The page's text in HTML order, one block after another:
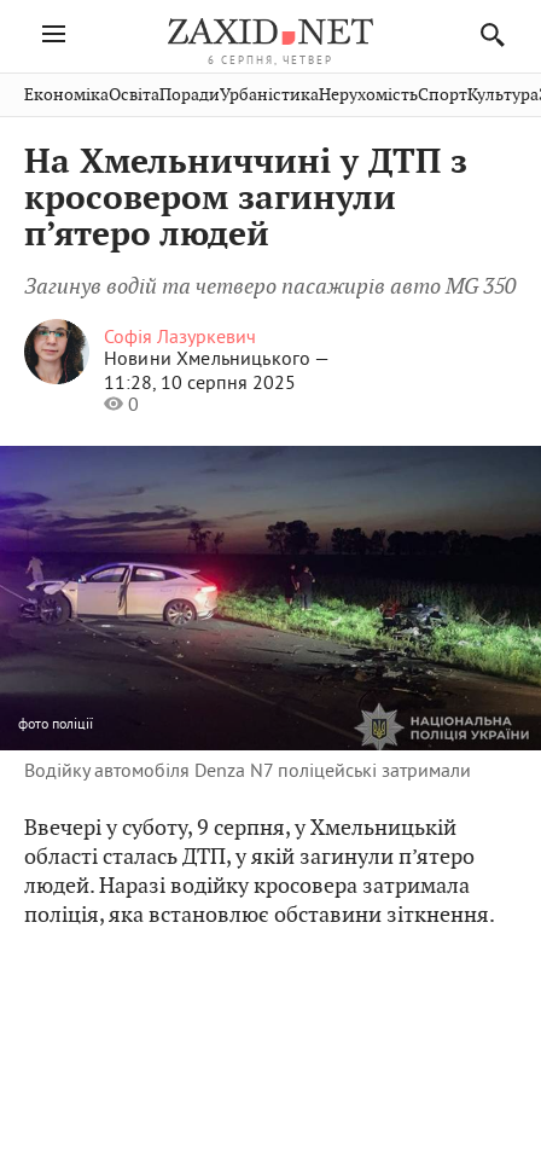
6 СЕРПНЯ, ЧЕТВЕР
Івано-
Франківськ
Тернопіль
Волинь
Закарпаття
Рівне
Шептицький
Стрий
Хмельницький
Вінниця
Публікації
Авто СловкоКультура
Кіно Дім СпортКраєзнавство
ФотоОсвітаНерухомість
ЕкономікаОсвітаПорадиУрбаністикаНерухомістьСпортКультура
На Хмельниччині у ДТП з
кросовером загинули
п’ятеро людей
Загинув водій та четверо пасажирів авто MG 350
Софія Лазуркевич
Новини Хмельницького —
11:28, 10 серпня 2025
0
фото поліції
Водійку автомобіля Denza N7 поліцейські затримали
Ввечері у суботу, 9 серпня, у Хмельницькій
області сталась ДТП, у якій загинули п’ятеро
людей. Наразі водійку кросовера затримала
поліція, яка встановлює обставини зіткнення.